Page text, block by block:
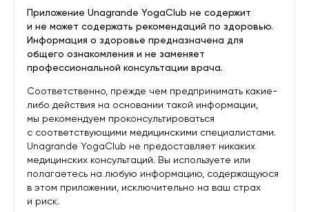
Приложение Unagrande YogaClub не содержит
и не может содержать рекомендаций по здоровью.
Информация о здоровье предназначена для
общего ознакомления и не заменяет
профессиональной консультации врача.
Соответственно, прежде чем предпринимать какие-
либо действия на основании такой информации,
мы рекомендуем проконсультироваться
с соответствующими медицинскими специалистами.
Unagrande YogaClub не предоставляет никаких
медицинских консультаций. Вы используете или
полагаетесь на любую информацию, содержащуюся
в этом приложении, исключительно на ваш страх
и риск.